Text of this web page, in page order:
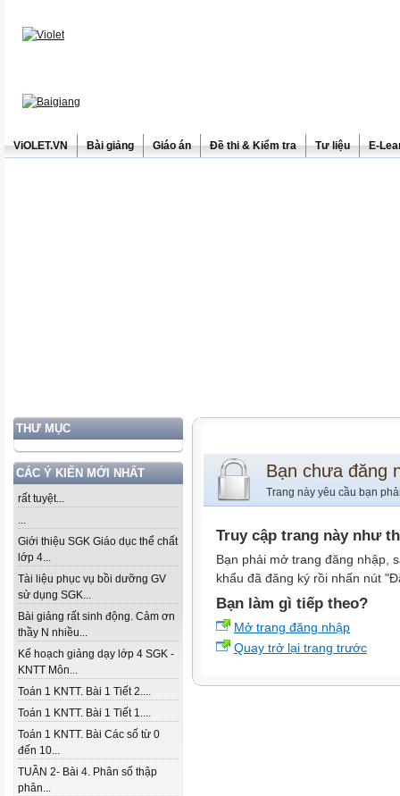
ViOLET.VN Bài giảng Giáo án Đề thi & Kiểm tra Tư liệu E-
THƯ MỤC
CÁC Ý KIẾN MỚI NHẤT
rất tuyệt...
...
Giới thiệu SGK Giáo dục thể chất
lớp 4...
Tài liệu phục vụ bồi dưỡng GV
sử dụng SGK...
Bài giảng rất sinh động. Cảm ơn
thầy N nhiều...
Kế hoạch giảng dạy lớp 4 SGK -
KNTT Môn...
Toán 1 KNTT. Bài 1 Tiết 2....
Toán 1 KNTT. Bài 1 Tiết 1....
Toán 1 KNTT. Bài Các số từ 0
đến 10...
TUẦN 2- Bài 4. Phân số thập
phân...
Bạn chưa đăng
Trang này yêu cầu bạn
Truy cập trang này như
Bạn phải mở trang đăng nhập,
khẩu đã đăng ký rồi nhấn nút
Bạn làm gì tiếp theo?
Mở trang đăng nhập
Quay trở lại trang trước